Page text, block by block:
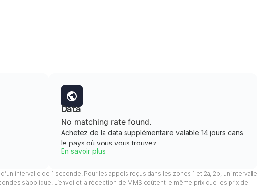
Data
No matching rate found.
Achetez de la data supplémentaire valable 14 jours dans
le pays où vous vous trouvez.
En savoir plus
intervalle de 1 seconde. Pour les appels reçus dans les zones 1 et 2a, 2b, un intervalle
s’applique. L’envoi et la réception de MMS coûtent le même prix que les prix de